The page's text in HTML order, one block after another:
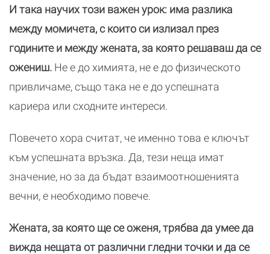
И така научих този важен урок: има разлика
между момичета, с които си излизал през
годините и между жената, за която решаваш да се
ожениш. Не е до химията, не е до физическото
привличаме, също така не е до успешната
кариера или сходните интереси.
Повечето хора считат, че именно това е ключът
към успешната връзка. Да, тези неща имат
значение, но за да бъдат взаимоотношенията
вечни, е необходимо повече.
Жената, за която ще се оженя, трябва да умее да
вижда нещата от различни гледни точки и да се